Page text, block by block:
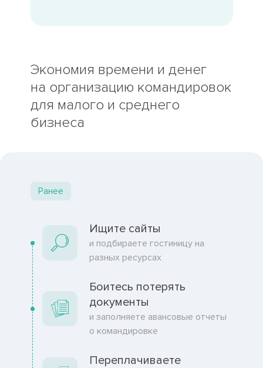
Экономия времени и денег
на организацию командировок
для малого и среднего
бизнеса
Ранее
Ищите сайты
и подбираете гостиницу на
разных ресурсах
Боитесь потерять
документы
и заполняете авансовые отчеты
о командировке
Переплачиваете